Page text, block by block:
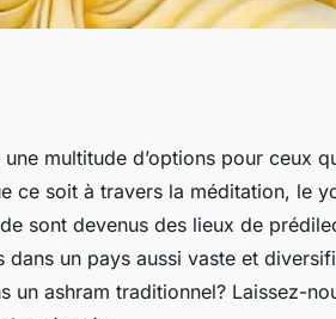
séjour
multitude d’options pour ceux
ce soit à travers la méditation, le
sont devenus des lieux de
un pays aussi vaste et
un ashram traditionnel? Laissez-